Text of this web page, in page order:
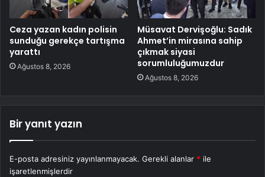
Ceza yazan kadın polisin
sunduğu gerekçe tartışma
yarattı
Ağustos 8, 2026
Müsavat Dervişoğlu: Sadık
Ahmet’in mirasına sahip
çıkmak siyasi
sorumluluğumuzdur
Ağustos 8, 2026
Bir yanıt yazın
E-posta adresiniz yayınlanmayacak. Gerekli alanlar * ile
işaretlenmişlerdir